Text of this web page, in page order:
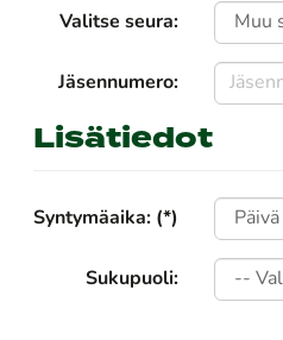
Valitse seura:
Jäsennumero:
Lisätiedot
Syntymäaika: (*)
Sukupuoli: